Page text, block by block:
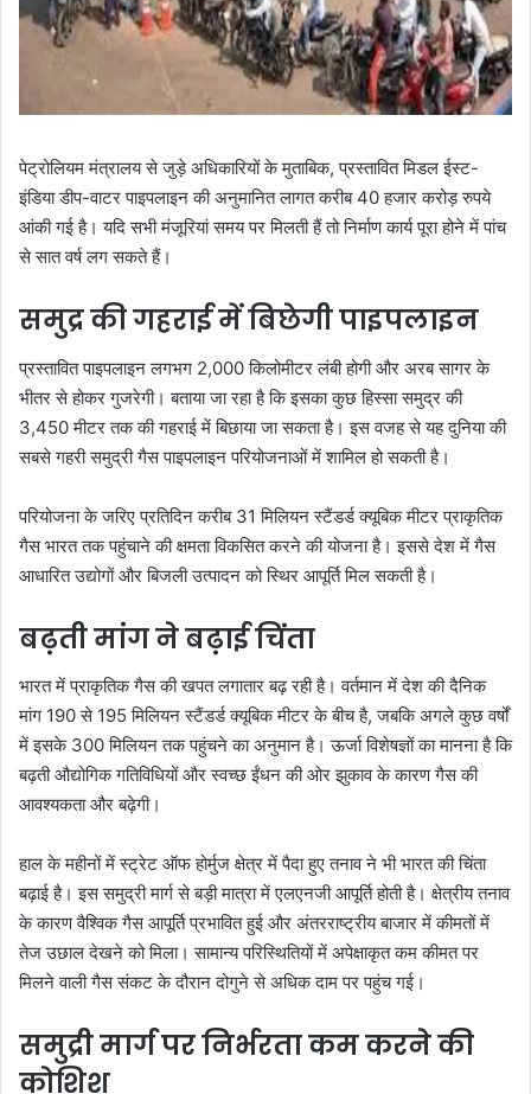
पेट्रोलियम मंत्रालय से जुड़े अधिकारियों के मुताबिक, प्रस्तावित मिडल ईस्ट-
इंडिया डीप-वाटर पाइपलाइन की अनुमानित लागत करीब 40 हजार करोड़ रुपये
आंकी गई है। यदि सभी मंजूरियां समय पर मिलती हैं तो निर्माण कार्य पूरा होने में पांच
से सात वर्ष लग सकते हैं।
समुद्र की गहराई में बिछेगी पाइपलाइन
प्रस्तावित पाइपलाइन लगभग 2,000 किलोमीटर लंबी होगी और अरब सागर के
भीतर से होकर गुजरेगी। बताया जा रहा है कि इसका कुछ हिस्सा समुद्र की
3,450 मीटर तक की गहराई में बिछाया जा सकता है। इस वजह से यह दुनिया की
सबसे गहरी समुद्री गैस पाइपलाइन परियोजनाओं में शामिल हो सकती है।
परियोजना के जरिए प्रतिदिन करीब 31 मिलियन स्टैंडर्ड क्यूबिक मीटर प्राकृतिक
गैस भारत तक पहुंचाने की क्षमता विकसित करने की योजना है। इससे देश में गैस
आधारित उद्योगों और बिजली उत्पादन को स्थिर आपूर्ति मिल सकती है।
बढ़ती मांग ने बढ़ाई चिंता
भारत में प्राकृतिक गैस की खपत लगातार बढ़ रही है। वर्तमान में देश की दैनिक
मांग 190 से 195 मिलियन स्टैंडर्ड क्यूबिक मीटर के बीच है, जबकि अगले कुछ वर्षों
में इसके 300 मिलियन तक पहुंचने का अनुमान है। ऊर्जा विशेषज्ञों का मानना है कि
बढ़ती औद्योगिक गतिविधियों और स्वच्छ ईंधन की ओर झुकाव के कारण गैस की
आवश्यकता और बढ़ेगी।
हाल के महीनों में स्ट्रेट ऑफ होर्मुज क्षेत्र में पैदा हुए तनाव ने भी भारत की चिंता
बढ़ाई है। इस समुद्री मार्ग से बड़ी मात्रा में एलएनजी आपूर्ति होती है। क्षेत्रीय तनाव
के कारण वैश्विक गैस आपूर्ति प्रभावित हुई और अंतरराष्ट्रीय बाजार में कीमतों में
तेज उछाल देखने को मिला। सामान्य परिस्थितियों में अपेक्षाकृत कम कीमत पर
मिलने वाली गैस संकट के दौरान दोगुने से अधिक दाम पर पहुंच गई।
समुद्री मार्ग पर निर्भरता कम करने की
कोशिश